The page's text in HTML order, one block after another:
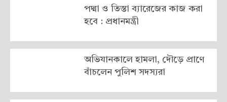
পদ্মা ও তিস্তা ব্যারেজের কাজ করা
হবে : প্রধানমন্ত্রী
অভিযানকালে হামলা, দৌড়ে প্রাণে
বাঁচলেন পুলিশ সদস্যরা